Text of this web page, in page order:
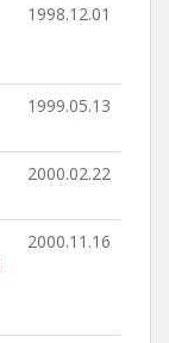
1998.12.01
1999.05.13
2000.02.22
2000.11.16